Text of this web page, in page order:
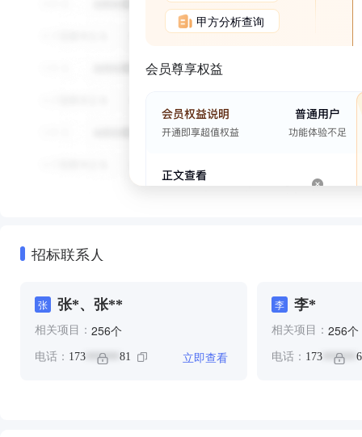
甲方分析查询
会员尊享权益
招标联系人
张 张*、张**
相关项目： 256个
电话： 173 ****** 81 立即查看
李 李*
相关项目： 256个
电话： 173******